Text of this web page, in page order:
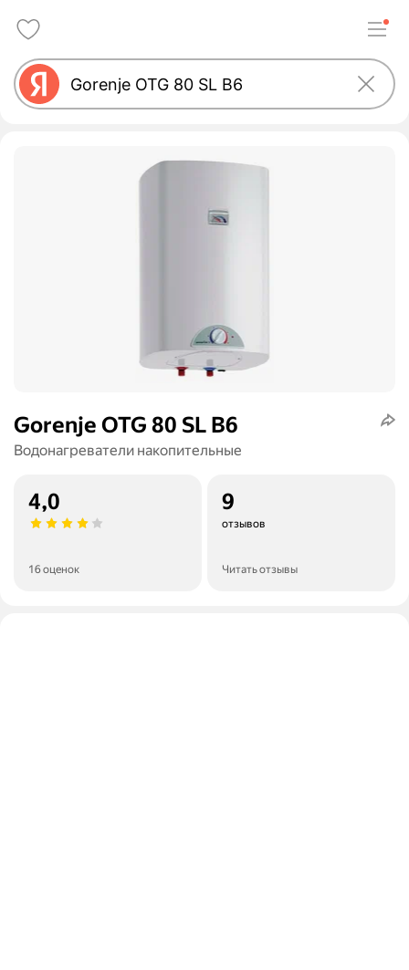
Gorenje OTG 80 SL B6
Водонагреватели накопительные
4,0
16 оценок
9
отзывов
Читать отзывы